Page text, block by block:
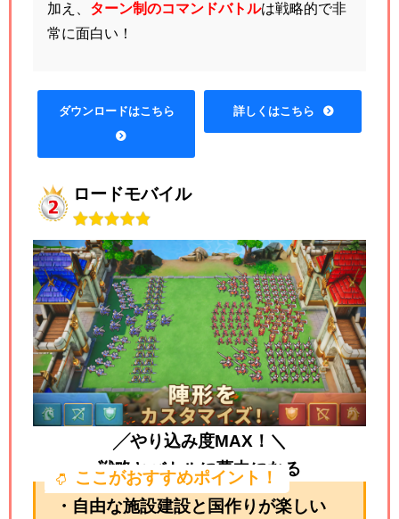
加え、 ターン制のコマンドバトルは戦略的で非
常に面白い！
ダウンロードはこちら 詳しくはこちら
ロードモバイル
╱やり込み度MAX！＼
戦略とバトルに夢中になる
ここがおすすめポイント！
・自由な施設建設と国作りが楽しい